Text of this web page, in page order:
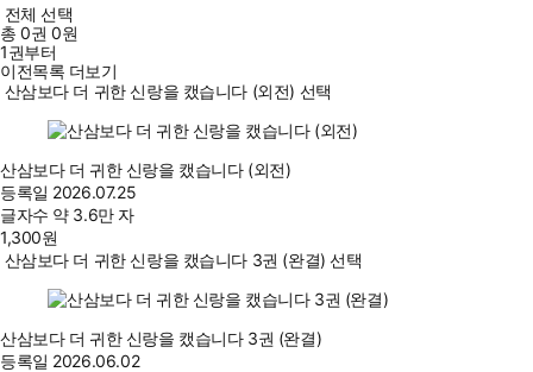
전체 선택
총0권 0원
1권부터
이전목록 더보기
산삼보다 더 귀한 신랑을 캤습니다 (외전) 선택
산삼보다 더 귀한 신랑을 캤습니다 (외전)
등록일 2026.07.25
글자수 약 3.6만 자
1,300원
산삼보다 더 귀한 신랑을 캤습니다 3권 (완결) 선택
산삼보다 더 귀한 신랑을 캤습니다 3권 (완결)
등록일 2026.06.02